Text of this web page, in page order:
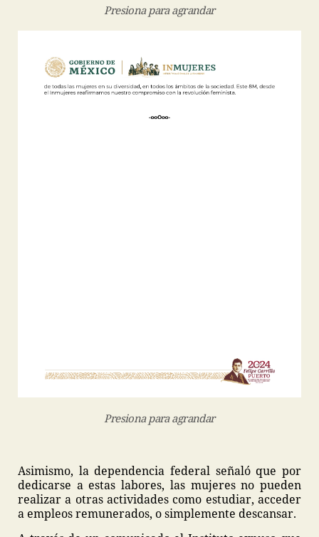
Presiona para agrandar
Presiona para agrandar
Asimismo, la dependencia federal señaló que por
dedicarse a estas labores, las mujeres no pueden
realizar a otras actividades como estudiar, acceder
a empleos remunerados, o simplemente descansar.